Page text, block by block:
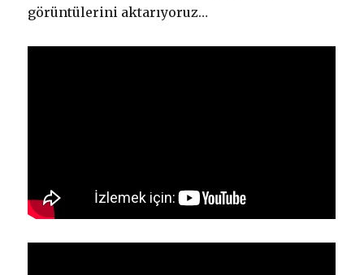
görüntülerini aktarıyoruz…